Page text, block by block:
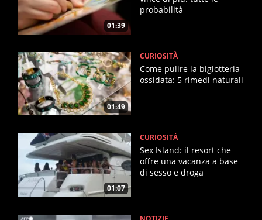
01:39
probabilità
01:49
CURIOSITÀ
Come pulire la bigiotteria
ossidata: 5 rimedi naturali
01:07
CURIOSITÀ
Sex Island: il resort che
offre una vacanza a base
di sesso e droga